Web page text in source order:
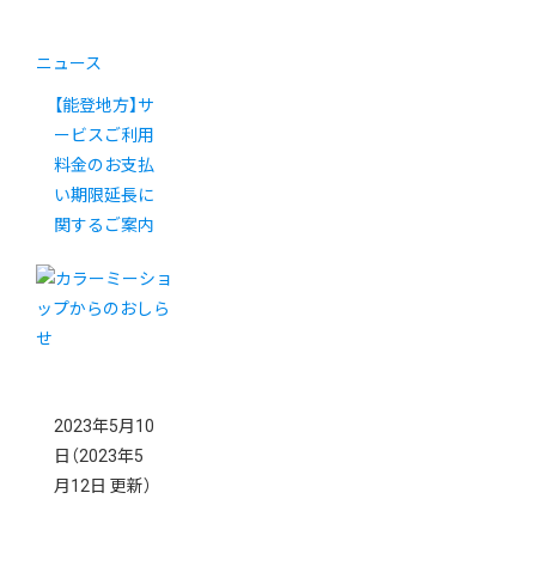
ニュース
【能登地方】サ
ービスご利用
料金のお支払
い期限延長に
関するご案内
2023年5月10
日 （2023年5
月12日 更新）